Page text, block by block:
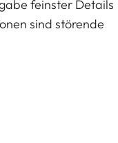
feinster Details
sind störende